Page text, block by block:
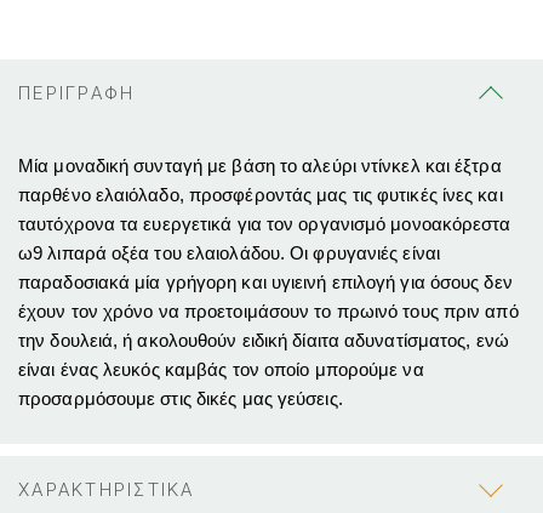
ΠΕΡΙΓΡΑΦΗ
Μία μοναδική συνταγή με βάση το αλεύρι ντίνκελ και έξτρα
παρθένο ελαιόλαδο, προσφέροντάς μας τις φυτικές ίνες και
ταυτόχρονα τα ευεργετικά για τον οργανισμό μονοακόρεστα
ω9 λιπαρά οξέα του ελαιολάδου. Οι φρυγανιές είναι
παραδοσιακά μία γρήγορη και υγιεινή επιλογή για όσους δεν
έχουν τον χρόνο να προετοιμάσουν το πρωινό τους πριν από
την δουλειά, ή ακολουθούν ειδική δίαιτα αδυνατίσματος, ενώ
είναι ένας λευκός καμβάς τον οποίο μπορούμε να
προσαρμόσουμε στις δικές μας γεύσεις.
ΧΑΡΑΚΤΗΡΙΣΤΙΚΑ